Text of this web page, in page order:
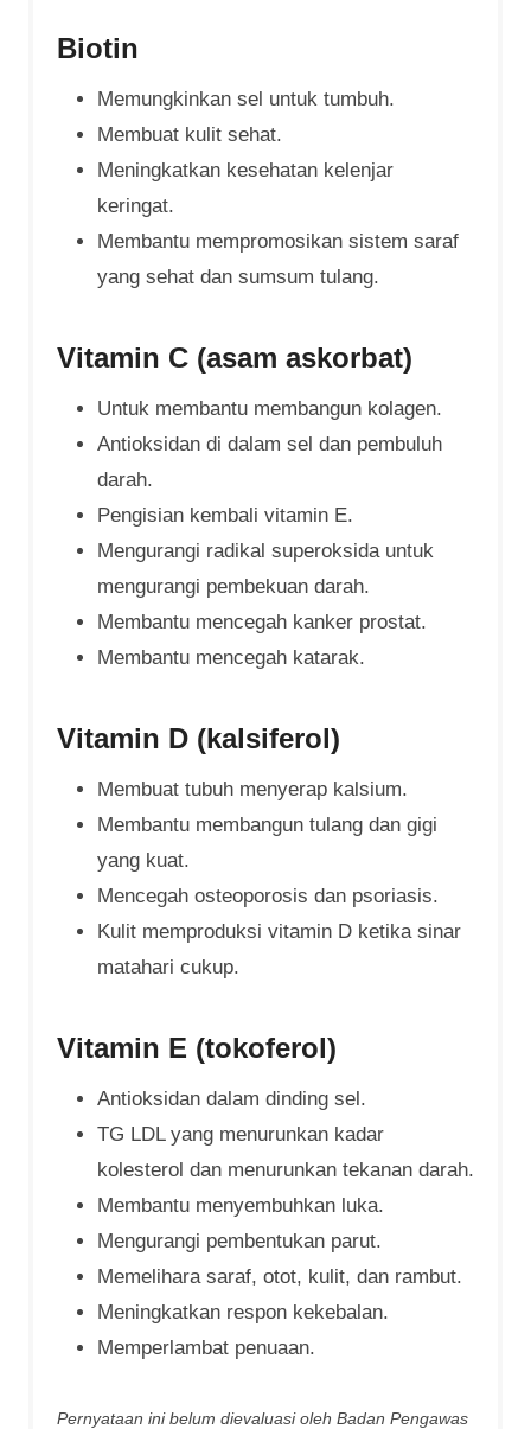
Biotin
Memungkinkan sel untuk tumbuh.
Membuat kulit sehat.
Meningkatkan kesehatan kelenjar
keringat.
Membantu mempromosikan sistem saraf
yang sehat dan sumsum tulang.
Vitamin C (asam askorbat)
Untuk membantu membangun kolagen.
Antioksidan di dalam sel dan pembuluh
darah.
Pengisian kembali vitamin E.
Mengurangi radikal superoksida untuk
mengurangi pembekuan darah.
Membantu mencegah kanker prostat.
Membantu mencegah katarak.
Vitamin D (kalsiferol)
Membuat tubuh menyerap kalsium.
Membantu membangun tulang dan gigi
yang kuat.
Mencegah osteoporosis dan psoriasis.
Kulit memproduksi vitamin D ketika sinar
matahari cukup.
Vitamin E (tokoferol)
Antioksidan dalam dinding sel.
TG LDL yang menurunkan kadar
kolesterol dan menurunkan tekanan darah.
Membantu menyembuhkan luka.
Mengurangi pembentukan parut.
Memelihara saraf, otot, kulit, dan rambut.
Meningkatkan respon kekebalan.
Memperlambat penuaan.
Pernyataan ini belum dievaluasi oleh Badan Pengawas